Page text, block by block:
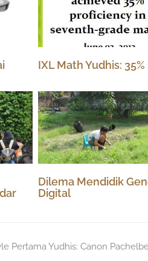
IXL Math Yudhis: 35%
Dilema Mendidik
Digital
Pertama Yudhis: Canon